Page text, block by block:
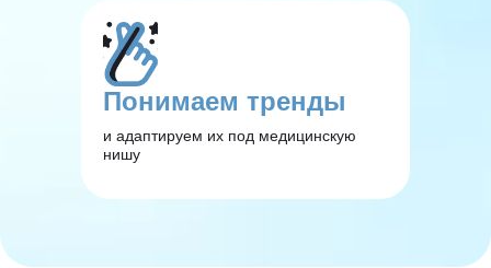
Понимаем тренды
и адаптируем их под медицинскую
нишу